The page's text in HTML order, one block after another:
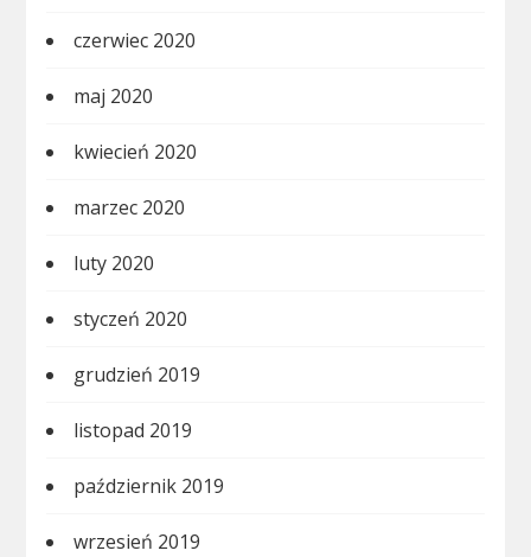
czerwiec 2020
maj 2020
kwiecień 2020
marzec 2020
luty 2020
styczeń 2020
grudzień 2019
listopad 2019
październik 2019
wrzesień 2019